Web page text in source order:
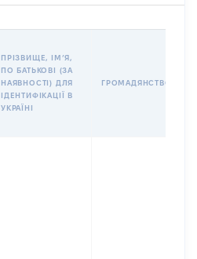
ПРІЗВИЩЕ, ІМʼЯ,
ПО БАТЬКОВІ (ЗА
НАЯВНОСТІ) ДЛЯ
ІДЕНТИФІКАЦІЇ В
УКРАЇНІ
ГРОМАДЯНСТВО